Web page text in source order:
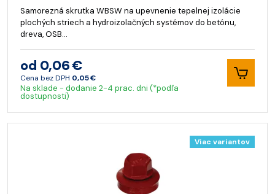
Samorezná skrutka WBSW na upevnenie tepelnej izolácie
plochých striech a hydroizolačných systémov do betónu,
dreva, OSB…
od 0,06 €
Cena bez DPH 0,05 €
Na sklade - dodanie 2-4 prac. dni (*podľa
dostupnosti)
Viac variantov